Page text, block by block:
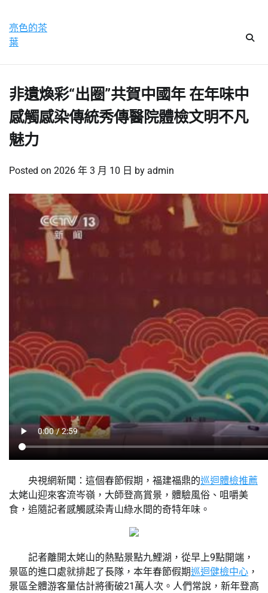
content
亮色的茶
葉
非遺煥彩“出圈”共賀中國年 在年味中
感觸感染傳統秀傳醫院體檢文明不凡
魅力
Posted on 2026 年 3 月 10 日 by admin
央視網新聞：這個春節假期，福建福鼎的巡迴體檢推薦
太姥山迎來客流岑嶺，大師登高賞景，體驗風俗、咀嚼美
食，追隨記者感觸感染青山綠水間的奇特年味。
記者離開太姥山的熱點景點九鯉湖，從早上9點開端，
景區的進口處就排起了長隊，本年春節假期巡迴健檢中心 ，
景區全體游客量估計將衝破21萬人次。人們常說，新年登高